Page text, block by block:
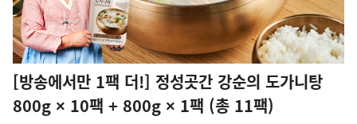
[방송에서만 1팩 더!] 정성곳간 강순의 도가니탕
800g × 10팩 + 800g × 1팩 (총 11팩)